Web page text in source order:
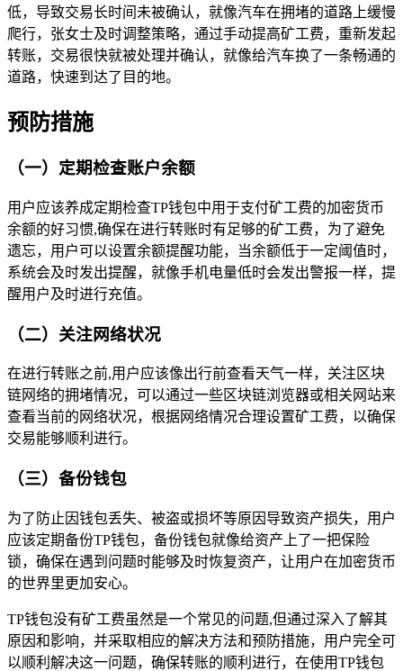
低，导致交易长时间未被确认，就像汽车在拥堵的道路上缓慢
爬行，张女士及时调整策略，通过手动提高矿工费，重新发起
转账，交易很快就被处理并确认，就像给汽车换了一条畅通的
道路，快速到达了目的地。
预防措施
（一）定期检查账户余额
用户应该养成定期检查TP钱包中用于支付矿工费的加密货币
余额的好习惯,确保在进行转账时有足够的矿工费，为了避免
遗忘，用户可以设置余额提醒功能，当余额低于一定阈值时，
系统会及时发出提醒，就像手机电量低时会发出警报一样，提
醒用户及时进行充值。
（二）关注网络状况
在进行转账之前,用户应该像出行前查看天气一样，关注区块
链网络的拥堵情况，可以通过一些区块链浏览器或相关网站来
查看当前的网络状况，根据网络情况合理设置矿工费，以确保
交易能够顺利进行。
（三）备份钱包
为了防止因钱包丢失、被盗或损坏等原因导致资产损失，用户
应该定期备份TP钱包，备份钱包就像给资产上了一把保险
锁，确保在遇到问题时能够及时恢复资产，让用户在加密货币
的世界里更加安心。
TP钱包没有矿工费虽然是一个常见的问题,但通过深入了解其
原因和影响，并采取相应的解决方法和预防措施，用户完全可
以顺利解决这一问题，确保转账的顺利进行，在使用TP钱包